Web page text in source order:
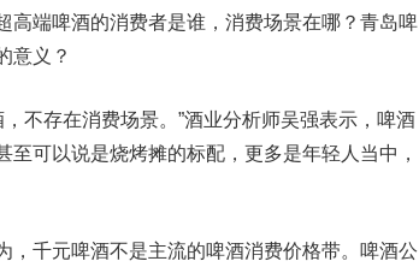
端啤酒的消费者是谁，消费场景在哪？青岛啤
意义？
存在消费场景。”酒业分析师吴强表示，啤酒
可以说是烧烤摊的标配，更多是年轻人当中，
千元啤酒不是主流的啤酒消费价格带。啤酒公